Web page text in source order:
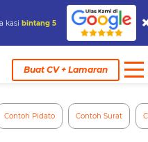
kasi bintang 5
Buat CV + Lamaran
Contoh Pidato Contoh Surat